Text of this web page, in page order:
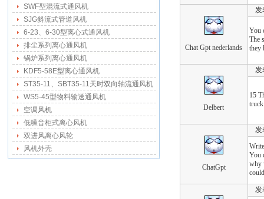
SWF型混流式通风机
SJG斜流式管道风机
6-23、6-30型离心式通风机
排尘系列离心通风机
锅炉系列离心通风机
KDF5-58E型离心通风机
ST35-11、SBT35-11天时双向轴流通风机
WS5-45型物料输送通风机
空调风机
低噪音柜式离心风机
双进风离心风轮
风机外壳
Chat Gpt nederlands
发
You
The
they
Delbert
发
15
ChatGpt
发
You
why
发